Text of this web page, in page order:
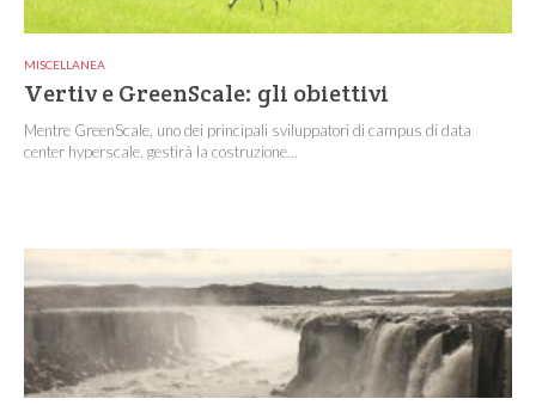
MISCELLANEA
Vertiv e GreenScale: gli obiettivi
Mentre GreenScale, uno dei principali sviluppatori di campus di data
center hyperscale, gestirà la costruzione...